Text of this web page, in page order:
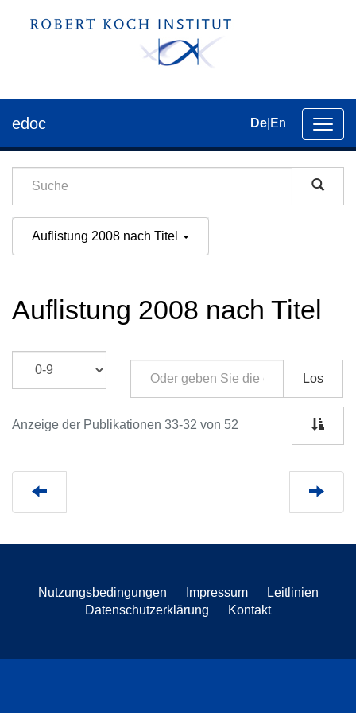
der
edoc De En
Auflistung 2008 nach Titel
Auflistung 2008 nach Titel
Los
Anzeige der Publikationen 33-32 von 52
Nutzungsbedingungen Impressum
Leitlinien
Datenschutzerklärung
Kontakt